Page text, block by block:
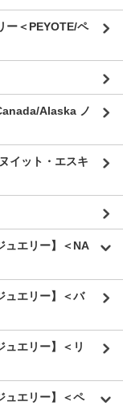
ー＜PEYOTE/ペ
Alaska ノ
イット・エスキ
ュエリー】＜NA
ュエリー】＜バ
ュエリー】＜リ
ュエリー】＜ペ